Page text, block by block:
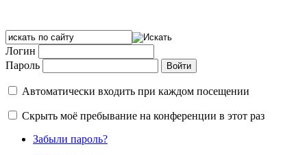
Логин
Пароль
Автоматически входить при каждом посещении
Скрыть моё пребывание на конференции в этот раз
Забыли пароль?